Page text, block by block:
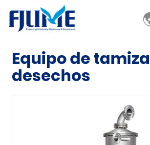
Equipo de
desechos